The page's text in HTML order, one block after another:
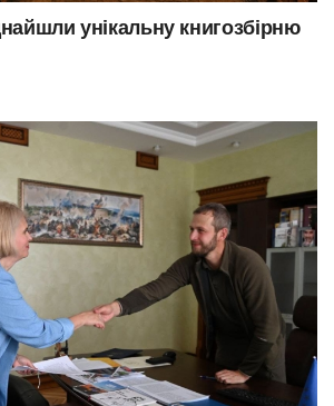
унікальну книгозбірню